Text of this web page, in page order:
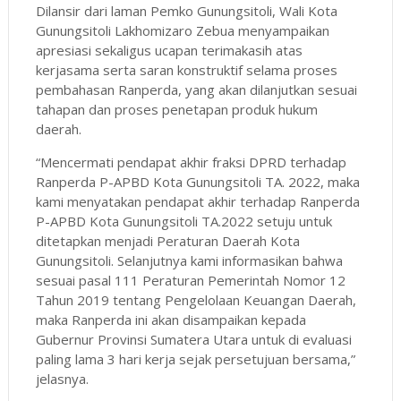
Dilansir dari laman Pemko Gunungsitoli, Wali Kota
Gunungsitoli Lakhomizaro Zebua menyampaikan
apresiasi sekaligus ucapan terimakasih atas
kerjasama serta saran konstruktif selama proses
pembahasan Ranperda, yang akan dilanjutkan sesuai
tahapan dan proses penetapan produk hukum
daerah.
“Mencermati pendapat akhir fraksi DPRD terhadap
Ranperda P-APBD Kota Gunungsitoli TA. 2022, maka
kami menyatakan pendapat akhir terhadap Ranperda
P-APBD Kota Gunungsitoli TA.2022 setuju untuk
ditetapkan menjadi Peraturan Daerah Kota
Gunungsitoli. Selanjutnya kami informasikan bahwa
sesuai pasal 111 Peraturan Pemerintah Nomor 12
Tahun 2019 tentang Pengelolaan Keuangan Daerah,
maka Ranperda ini akan disampaikan kepada
Gubernur Provinsi Sumatera Utara untuk di evaluasi
paling lama 3 hari kerja sejak persetujuan bersama,”
jelasnya.